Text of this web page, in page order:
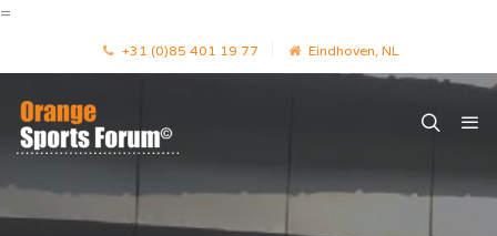
=
+31 (0)85 401 19 77 Eindhoven, NL